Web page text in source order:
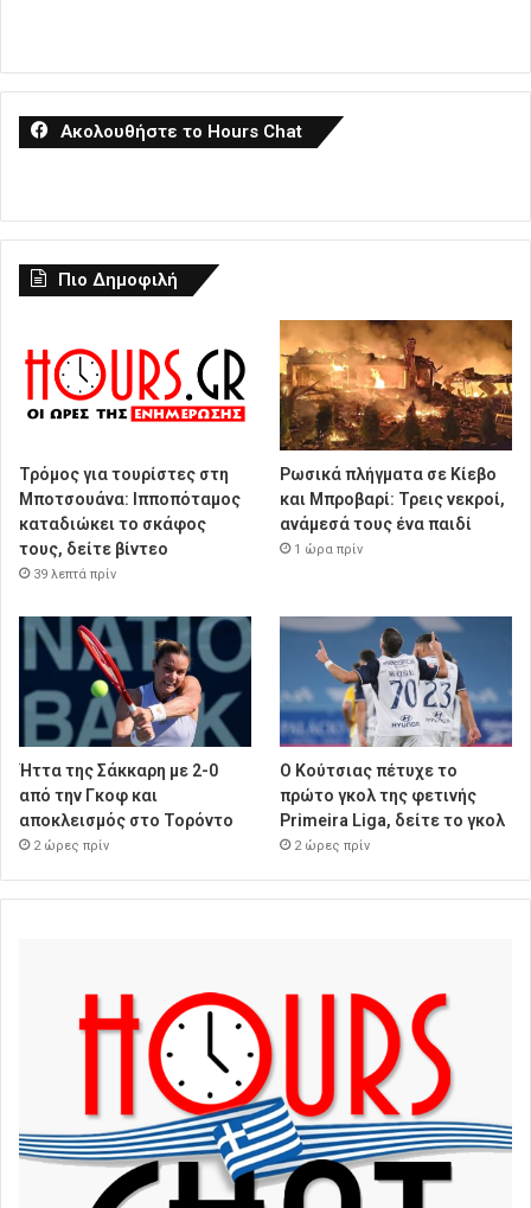
Ακολουθήστε το Hours Chat
Πιο Δημοφιλή
Τρόμος για τουρίστες στη
Μποτσουάνα: Ιπποπόταμος
καταδιώκει το σκάφος
τους, δείτε βίντεο
39 λεπτά πρίν
Ρωσικά πλήγματα σε Κίεβο
και Μπροβαρί: Τρεις νεκροί,
ανάμεσά τους ένα παιδί
1 ώρα πρίν
Ήττα της Σάκκαρη με 2-0
από την Γκοφ και
αποκλεισμός στο Τορόντο
2 ώρες πρίν
Ο Κούτσιας πέτυχε το
πρώτο γκολ της φετινής
Primeira Liga, δείτε το γκολ
2 ώρες πρίν